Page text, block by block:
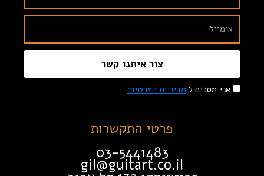
אני מסכים ל מדיניות הפרטיות
צור איתנו קשר
פרטי התקשרות
03-5441483
gil@guitart.co.il